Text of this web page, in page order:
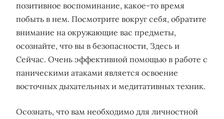
позитивное воспоминание, какое-то время
побыть в нем. Посмотрите вокруг себя, обратите
внимание на окружающие вас предметы,
осознайте, что вы в безопасности, Здесь и
Сейчас. Очень эффективной помощью в работе с
паническими атаками является освоение
восточных дыхательных и медитативных техник.
Осознать, что вам необходимо для личностной